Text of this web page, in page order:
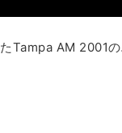
Tampa AM 2001の